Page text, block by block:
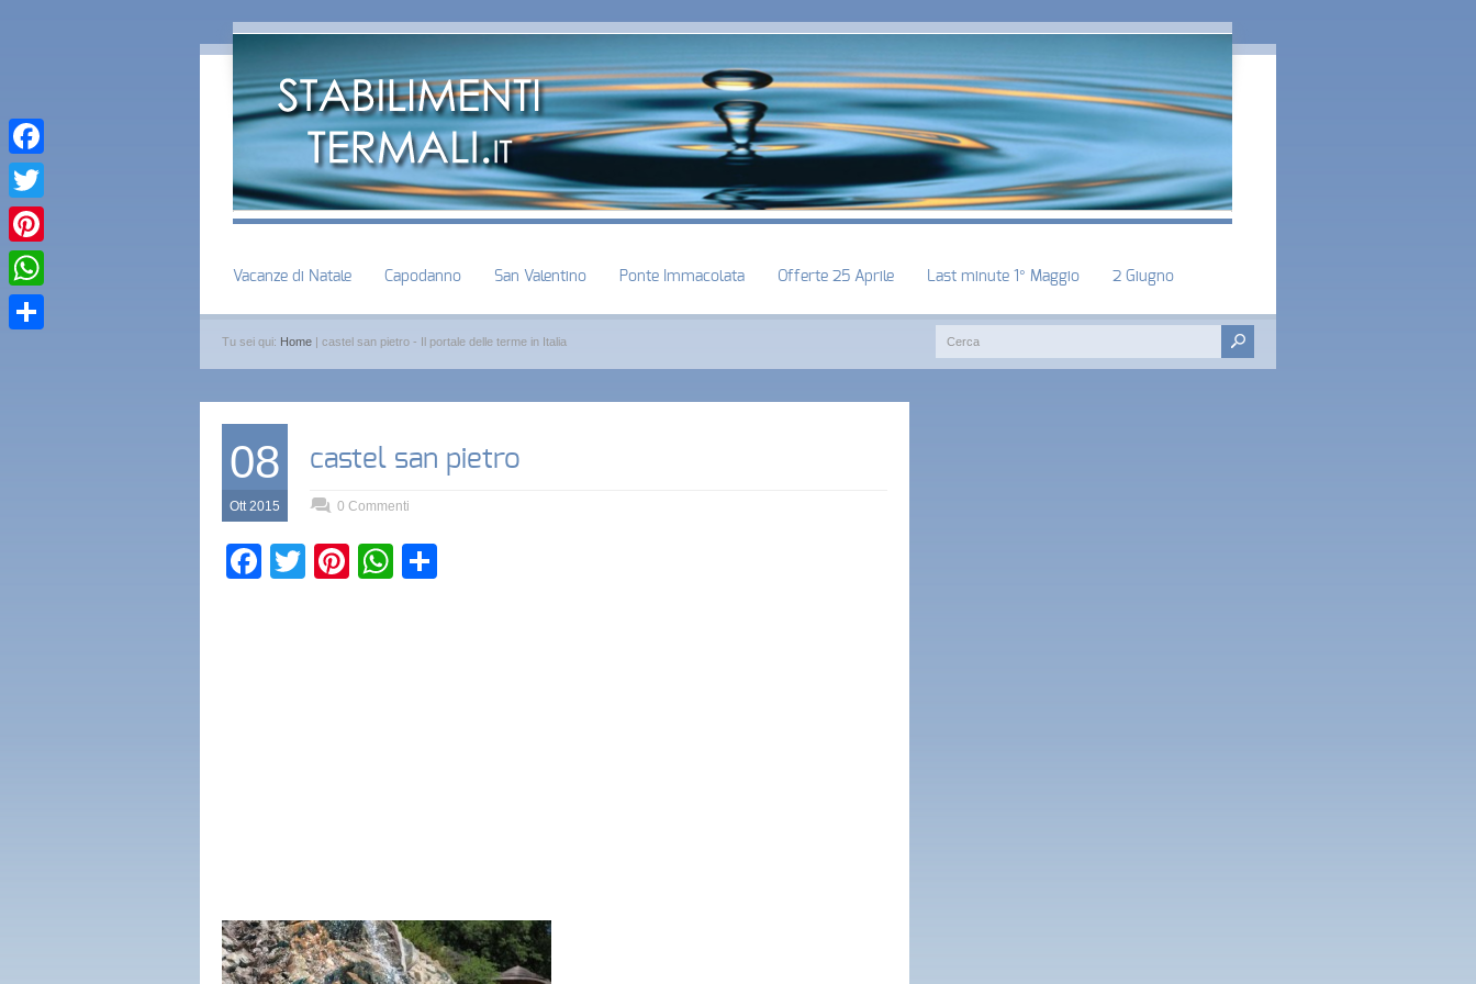
Vacanze di Natale Capodanno San Valentino Ponte Immacolata Offerte 25 Aprile Last minute 1° Maggio 2 Giugno
Tu sei qui: Home | castel san pietro - Il portale delle terme in Italia
08
Ott 2015
castel san pietro
0 Commenti
Facebook
TwitterPinterest
WhatsApp
Facebook
Twitter
Pinterest
WhatsApp